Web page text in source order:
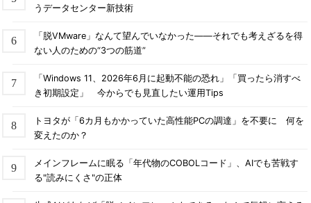
うデータセンター新技術
「脱VMware」なんて望んでいなかった――それでも考えざるを得
ない人のための“3つの筋道”
「Windows 11、2026年6月に起動不能の恐れ」「買ったら消すべ
き初期設定」 今からでも見直したい運用Tips
トヨタが「6カ月もかかっていた高性能PCの調達」を不要に 何を
変えたのか？
メインフレームに眠る「年代物のCOBOLコード」、AIでも苦戦す
る"読みにくさ"の正体